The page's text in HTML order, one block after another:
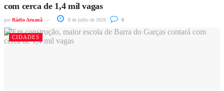
com cerca de 1,4 mil vagas
por Rádio Aruanã 8 de julho de 2026 0
CIDADES